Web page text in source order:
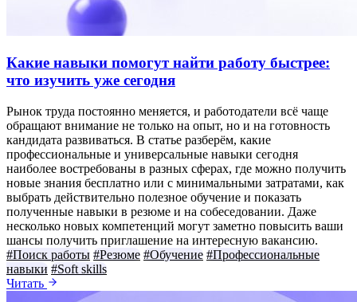
Какие навыки помогут найти работу быстрее:
что изучить уже сегодня
Рынок труда постоянно меняется, и работодатели всё чаще
обращают внимание не только на опыт, но и на готовность
кандидата развиваться. В статье разберём, какие
профессиональные и универсальные навыки сегодня
наиболее востребованы в разных сферах, где можно получить
новые знания бесплатно или с минимальными затратами, как
выбрать действительно полезное обучение и показать
полученные навыки в резюме и на собеседовании. Даже
несколько новых компетенций могут заметно повысить ваши
шансы получить приглашение на интересную вакансию.
#Поиск работы #Резюме #Обучение #Профессиональные
навыки #Soft skills
Читать